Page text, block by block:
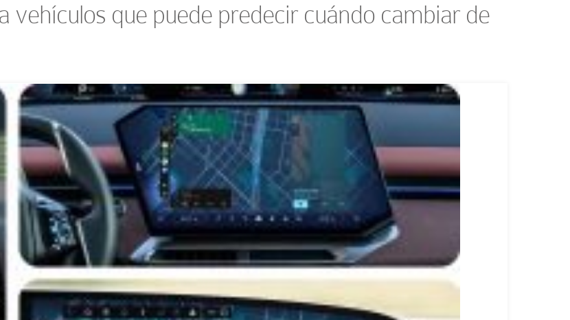
vehículos que puede predecir cuándo cambiar de